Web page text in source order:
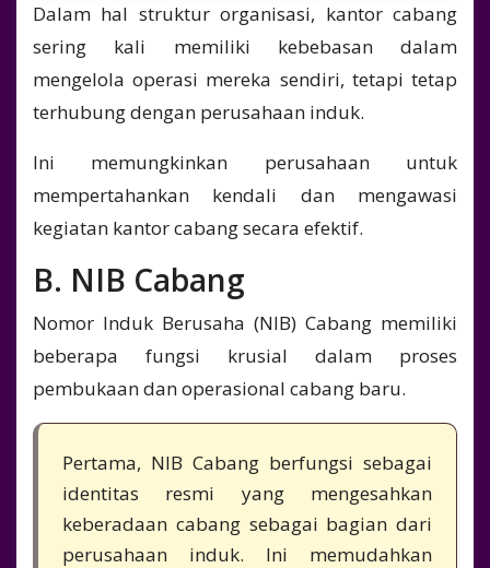
Dalam hal struktur organisasi, kantor cabang
sering kali memiliki kebebasan dalam
mengelola operasi mereka sendiri, tetapi tetap
terhubung dengan perusahaan induk.
Ini memungkinkan perusahaan untuk
mempertahankan kendali dan mengawasi
kegiatan kantor cabang secara efektif.
B. NIB Cabang
Nomor Induk Berusaha (NIB) Cabang memiliki
beberapa fungsi krusial dalam proses
pembukaan dan operasional cabang baru.
Pertama, NIB Cabang berfungsi sebagai
identitas resmi yang mengesahkan
keberadaan cabang sebagai bagian dari
perusahaan induk. Ini memudahkan